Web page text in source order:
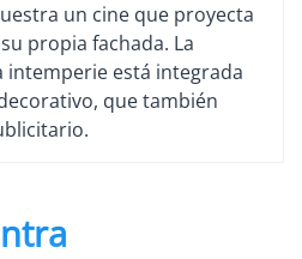
un cine que proyecta
propia fachada. La
intemperie está integrada
que también